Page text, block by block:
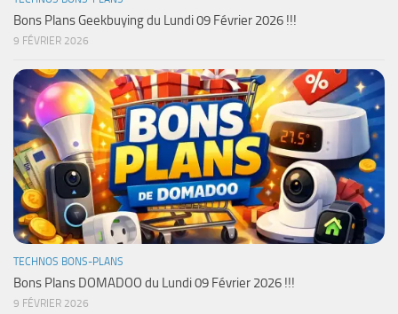
Bons Plans Geekbuying du Lundi 09 Février 2026 !!!
9 FÉVRIER 2026
TECHNOS BONS-PLANS
Bons Plans DOMADOO du Lundi 09 Février 2026 !!!
9 FÉVRIER 2026